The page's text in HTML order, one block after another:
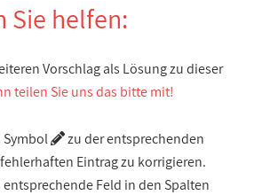
Sie helfen:
Vorschlag als Lösung zu dieser
teilen Sie uns das bitte mit!
Symbol
zu der entsprechenden
Eintrag zu korrigieren.
entsprechende Feld in den Spalten